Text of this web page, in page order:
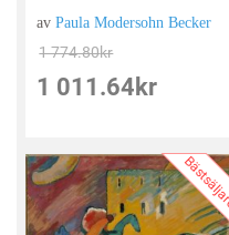
avPaula Modersohn Becker
1 774.80kr
1 011.64 kr